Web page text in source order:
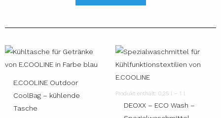
E.COOLINE Outdoor
CoolBag – kühlende
Tasche
Produkt enthält: 0,25 l – 1 l
DEOXX – ECO Wash –